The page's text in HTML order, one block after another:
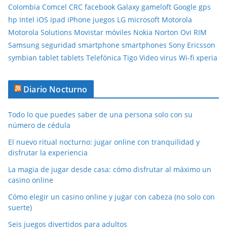
Colombia Comcel CRC facebook Galaxy gameloft Google gps
hp Intel iOS ipad iPhone juegos LG microsoft Motorola
Motorola Solutions Movistar móviles Nokia Norton Ovi RIM
Samsung seguridad smartphone smartphones Sony Ericsson
symbian tablet tablets Telefónica Tigo Video virus Wi-fi xperia
Diario Nocturno
Todo lo que puedes saber de una persona solo con su
número de cédula
El nuevo ritual nocturno: jugar online con tranquilidad y
disfrutar la experiencia
La magia de jugar desde casa: cómo disfrutar al máximo un
casino online
Cómo elegir un casino online y jugar con cabeza (no solo con
suerte)
Seis juegos divertidos para adultos